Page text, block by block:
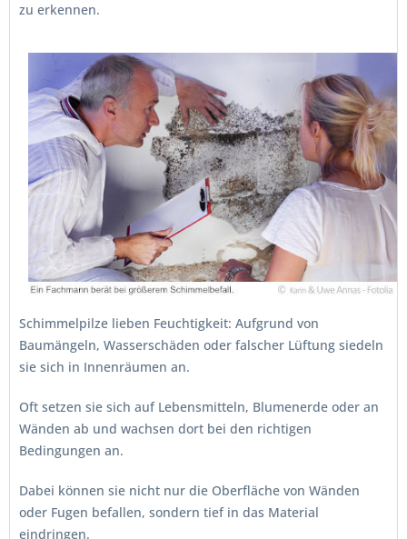
zu erkennen.
Schimmelpilze lieben Feuchtigkeit: Aufgrund von
Baumängeln, Wasserschäden oder falscher Lüftung siedeln
sie sich in Innenräumen an.
Oft setzen sie sich auf Lebensmitteln, Blumenerde oder an
Wänden ab und wachsen dort bei den richtigen
Bedingungen an.
Dabei können sie nicht nur die Oberfläche von Wänden
oder Fugen befallen, sondern tief in das Material
eindringen.